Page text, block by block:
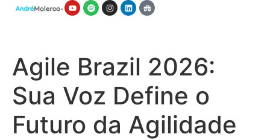
Agile Brazil 2026:
Sua Voz Define o
Futuro da Agilidade